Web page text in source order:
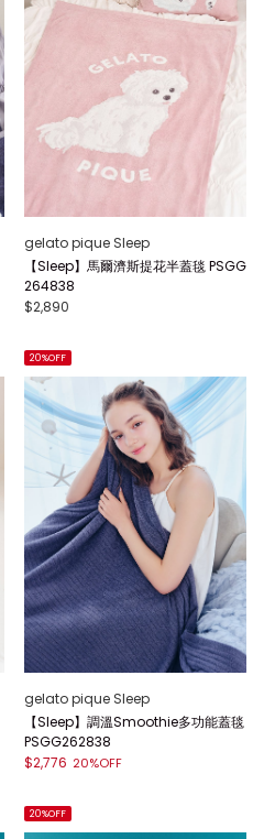
gelato pique Sleep
【Sleep】馬爾濟斯提花半蓋毯 PSGG
264838
$2,890
20%OFF
gelato pique Sleep
【Sleep】調溫Smoothie多功能蓋毯
PSGG262838
$2,776 20%OFF
20%OFF